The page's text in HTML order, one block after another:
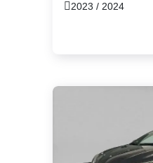
2023 / 2024